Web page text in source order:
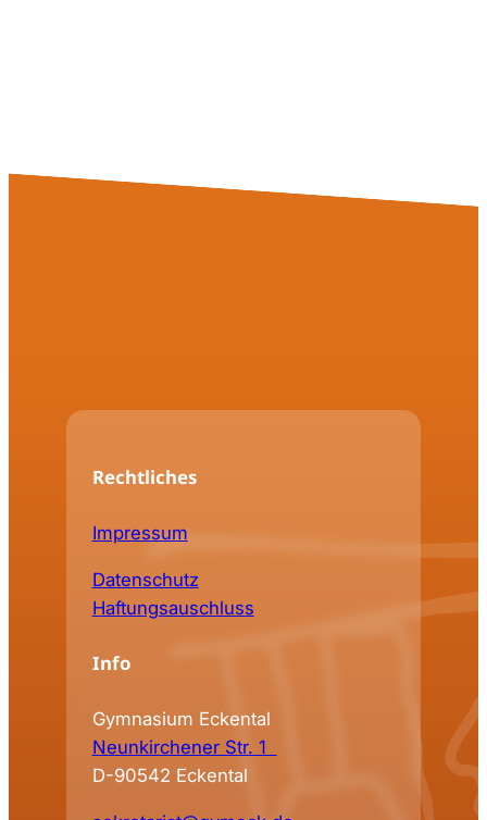
Rechtliches
Impressum
Datenschutz
Haftungsauschluss
Info
Gymnasium Eckental
Neunkirchener Str. 1
D-90542 Eckental